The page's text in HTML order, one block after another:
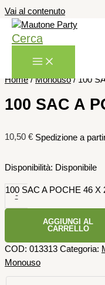
Vai al contenuto
Cerca
Home/Monouso/ 100
100 SAC A
10,50 € Spedizione a
Disponibilità: Disponibile
-
100 SAC A POCHE 46 X
AGGIUNGI AL
CARRELLO
COD: 013313 Categoria:
Monouso